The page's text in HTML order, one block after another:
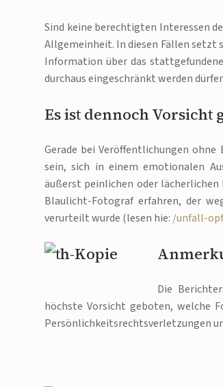
Sind keine berechtigten Interessen
Allgemeinheit. In diesen Fällen setzt
Information über das
durchaus eingeschränkt werden
Es ist dennoch Vorsicht
Gerade bei Veröffentlichungen
sein, sich in einem emotionalen
äußerst peinlichen oder
Blaulicht-Fotograf erfahren, der
verurteilt wurde (lesen hie: /unfall-
Die
höchste Vorsicht geboten, welche
Persönlichkeitsrechtsverletzungen